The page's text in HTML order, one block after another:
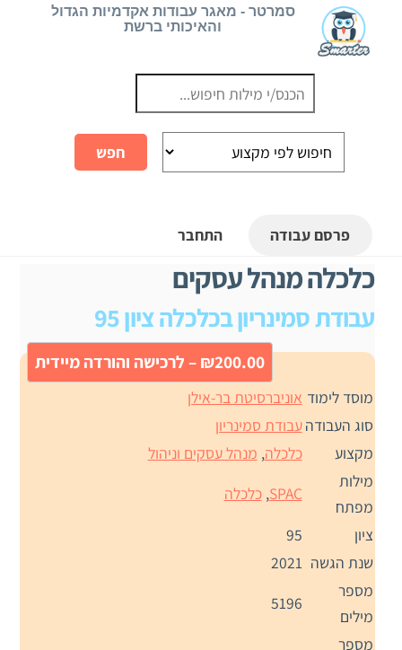
סמרטר - מאגר עבודות אקדמיות הגדול
והאיכותי ברשת
פרסם עבודה התחבר
כלכלה מנהל עסקים
עבודת סמינריון בכלכלה ציון 95
₪200.00 – לרכישה והורדה מיידית
מוסד לימוד אוניברסיטת בר-אילן
סוג העבודהעבודת סמינריון
מקצוע
כלכלה, מנהל עסקים וניהול
מילות
מפתח
SPAC
,כלכלה
ציון
95
שנת הגשה 2021
מספר
מילים
5196
מספר